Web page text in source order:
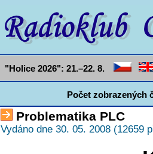
"Holice 2026": 21.–22. 8.
Počet zobrazených
Problematika PLC
Vydáno dne 30. 05. 2008 (12659